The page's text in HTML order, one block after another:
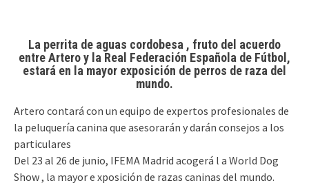
La perrita de aguas cordobesa , fruto del acuerdo
entre Artero y la Real Federación Española de Fútbol,
estará en la mayor exposición de perros de raza del
mundo.
Artero contará con un equipo de expertos profesionales de
la peluquería canina que asesorarán y darán consejos a los
particulares
Del 23 al 26 de junio, IFEMA Madrid acogerá l a World Dog
Show , la mayor e xposición de razas caninas del mundo.